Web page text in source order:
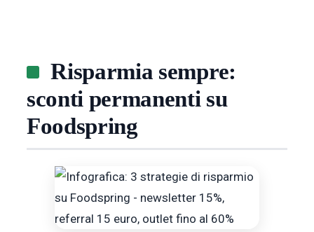
Risparmia sempre:
sconti permanenti su
Foodspring